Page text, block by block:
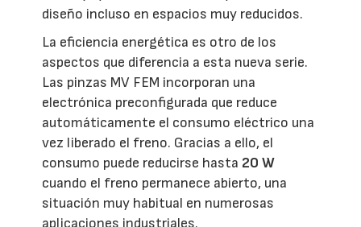
diseño incluso en espacios muy reducidos.
La eficiencia energética es otro de los
aspectos que diferencia a esta nueva serie.
Las pinzas MV FEM incorporan una
electrónica preconfigurada que reduce
automáticamente el consumo eléctrico una
vez liberado el freno. Gracias a ello, el
consumo puede reducirse hasta 20 W
cuando el freno permanece abierto, una
situación muy habitual en numerosas
aplicaciones industriales.